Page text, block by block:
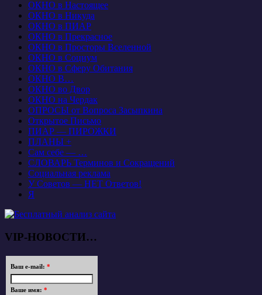
ОКНО в Настоящее
ОКНО в Никуда
ОКНО в ПИАР
ОКНО в Прекрасное
ОКНО в Просторы Вселенной
ОКНО в Социум
ОКНО в Сферу Обитания
ОКНО В…
ОКНО во Двор
ОКНО на Чердак
ОПРОСЫ от Вопроса Засыпкина
Открытое Письмо
ПИАР — ПИРОЖКИ
ПЛАНЫ +
Сам себе — …
СЛОВАРЬ Терминов и Сокращений
Социальная реклама
У Советов — НЕТ Ответов!
Я
VIP-НОВОСТИ…
Ваш e-mail: *
Ваше имя: *